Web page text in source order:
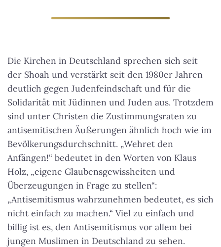
Die Kirchen in Deutschland sprechen sich seit
der Shoah und verstärkt seit den 1980er Jahren
deutlich gegen Judenfeindschaft und für die
Solidarität mit Jüdinnen und Juden aus. Trotzdem
sind unter Christen die Zustimmungsraten zu
antisemitischen Äußerungen ähnlich hoch wie im
Bevölkerungsdurchschnitt. „Wehret den
Anfängen!“ bedeutet in den Worten von Klaus
Holz, „eigene Glaubensgewissheiten und
Überzeugungen in Frage zu stellen“:
„Antisemitismus wahrzunehmen bedeutet, es sich
nicht einfach zu machen.“ Viel zu einfach und
billig ist es, den Antisemitismus vor allem bei
jungen Muslimen in Deutschland zu sehen.